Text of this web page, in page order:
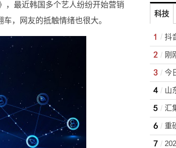
，最近韩国多个艺人纷纷开始营销
，网友的抵触情绪也很大。
科技
抖
刚
今
重